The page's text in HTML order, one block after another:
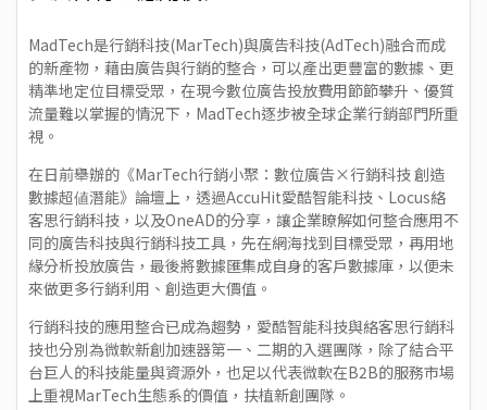
MadTech是行銷科技(MarTech)與廣告科技(AdTech)融合而成
的新產物，藉由廣告與行銷的整合，可以產出更豐富的數據、更
精準地定位目標受眾，在現今數位廣告投放費用節節攀升、優質
流量難以掌握的情況下，MadTech逐步被全球企業行銷部門所重
視。
在日前舉辦的《MarTech行銷小聚：數位廣告×行銷科技 創造
數據超値潛能》論壇上，透過AccuHit愛酷智能科技、Locus絡
客思行銷科技，以及OneAD的分享，讓企業瞭解如何整合應用不
同的廣告科技與行銷科技工具，先在網海找到目標受眾，再用地
緣分析投放廣告，最後將數據匯集成自身的客戶數據庫，以便未
來做更多行銷利用、創造更大價值。
行銷科技的應用整合已成為趨勢，愛酷智能科技與絡客思行銷科
技也分別為微軟新創加速器第一、二期的入選團隊，除了結合平
台巨人的科技能量與資源外，也足以代表微軟在B2B的服務市場
上重視MarTech生態系的價值，扶植新創團隊。